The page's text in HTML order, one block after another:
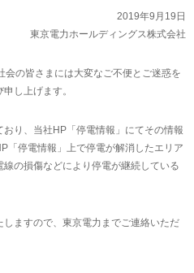
2019年9月19日
東京電力ホールディングス株式会社
の皆さまには大変なご不便とご迷惑を
し上げます。
り、当社HP「停電情報」にてその情報
「停電情報」上で停電が解消したエリア
の損傷などにより停電が継続している
ますので、東京電力までご連絡いただ